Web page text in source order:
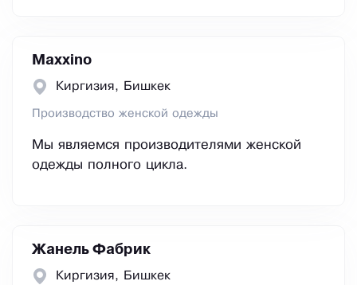
Maxxino
Киргизия, Бишкек
Производство женской одежды
️Мы являемся производителями женской
одежды полного цикла.
Жанель Фабрик
Киргизия, Бишкек